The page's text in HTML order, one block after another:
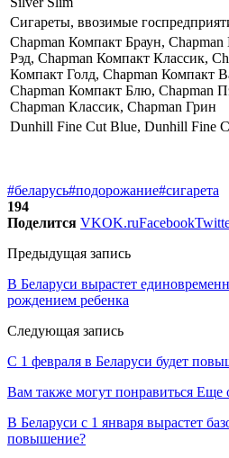
Сигареты, ввозимые
Chapman Компакт Браун,
Рэд, Chapman Компакт Классик,
Компакт Голд, Chapman Компакт
Chapman Компакт Блю, Chapman
Chapman Классик, Chapman Грин
Dunhill Fine Cut Blue, Dunhill Fine
#беларусь#подорожание#сигарета
194
Поделится VKOK.ruFacebook
Предыдущая запись
В Беларуси вырастет
рождением ребенка
Следующая запись
С 1 февраля в Беларуси будет
Вам также могут понравиться Еще
В Беларуси с 1 января вырастет
повышение?